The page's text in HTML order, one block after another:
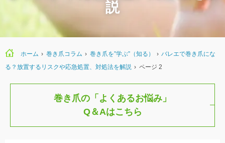
説
ホーム › 巻き爪コラム › 巻き爪を”学ぶ”（知る） › バレエで巻き爪にな
る？放置するリスクや応急処置、対処法を解説 › ページ 2
巻き爪の「よくあるお悩み」
Q＆Aはこちら